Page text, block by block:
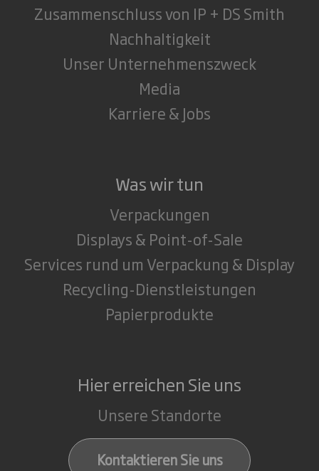
Zusammenschluss von IP + DS Smith
Nachhaltigkeit
Unser Unternehmenszweck
Media
Karriere & Jobs
Was wir tun
Verpackungen
Displays & Point-of-Sale
Services rund um Verpackung & Display
Recycling-Dienstleistungen
Papierprodukte
Hier erreichen Sie uns
Unsere Standorte
Kontaktieren Sie uns